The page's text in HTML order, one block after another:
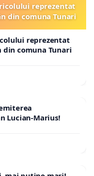
reprezentat
din comuna Tunari
reprezentat
din comuna Tunari
Lucian-Marius!